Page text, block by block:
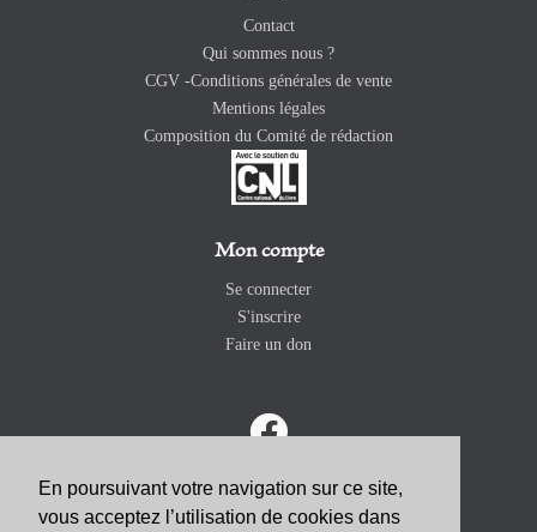
En poursuivant votre navigation sur ce site,
vous acceptez l’utilisation de cookies dans
Contact
Qui sommes nous ?
CGV -Conditions générales de vente
Mentions légales
Composition du Comité de rédaction
Mon compte
Se connecter
S'inscrire
Faire un don
ABONNEZ-VOUS